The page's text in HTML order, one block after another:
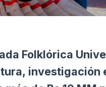
Folklórica
investigación